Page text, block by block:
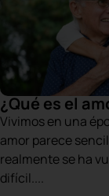
¿Qué es el
Vivimos en una
amor parece
realmente se ha
difícil....